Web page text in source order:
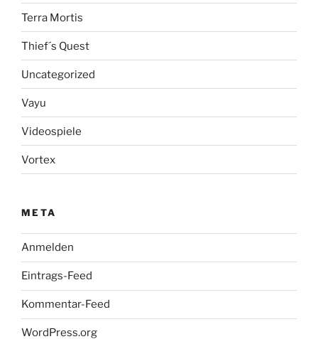
Terra Mortis
Thief´s Quest
Uncategorized
Vayu
Videospiele
Vortex
META
Anmelden
Eintrags-Feed
Kommentar-Feed
WordPress.org